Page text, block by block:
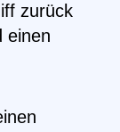
zurück
einen